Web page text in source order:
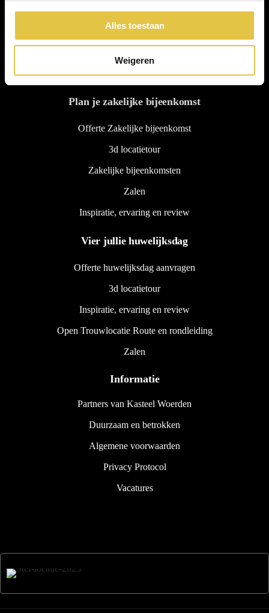
Alles toestaan
Weigeren
Kasteel 3
3441 BZ Woerden
0348 436000
Plan je zakelijke bijeenkomst
Offerte Zakelijke bijeenkomst
3d locatietour
Zakelijke bijeenkomsten
Zalen
Inspiratie, ervaring en review
Vier jullie huwelijksdag
Offerte huwelijksdag aanvragen
3d locatietour
Inspiratie, ervaring en review
Open Trouwlocatie Route en rondleiding
Zalen
Informatie
Partners van Kasteel Woerden
Duurzaam en betrokken
Algemene voorwaarden
Privacy Protocol
Vacatures